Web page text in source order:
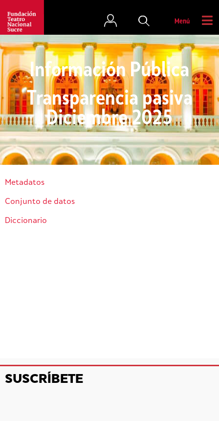
Menú
Información Pública
Transparencia pasiva
Diciembre 2025
Metadatos
Conjunto de datos
Diccionario
SUSCRÍBETE